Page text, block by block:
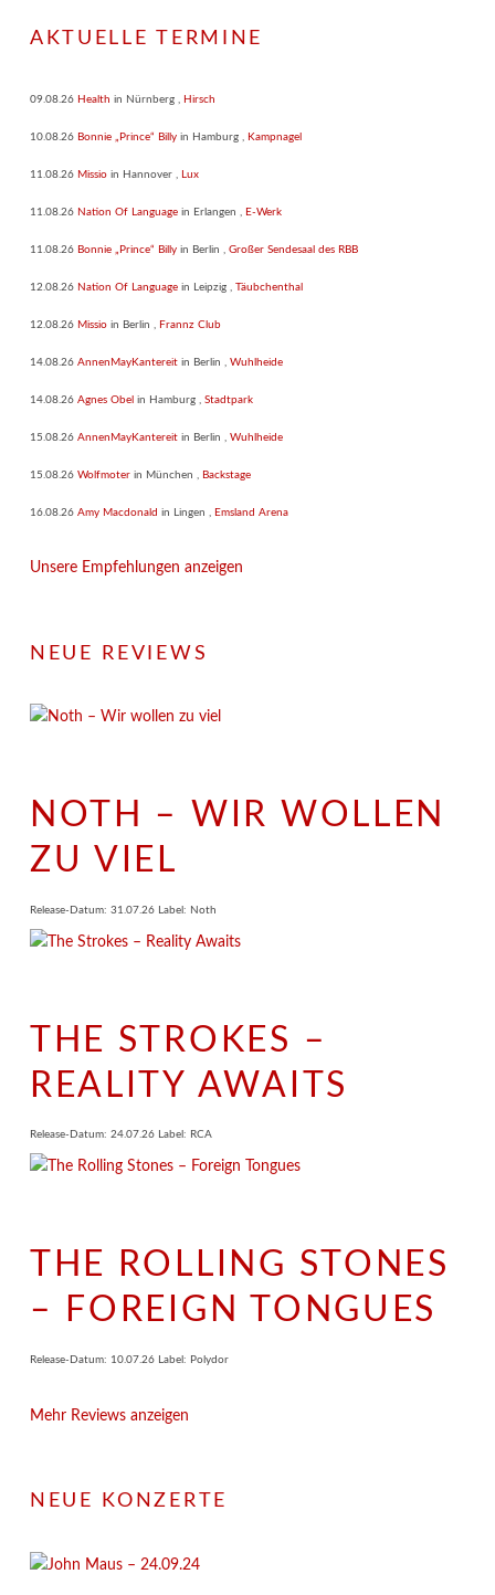
AKTUELLE TERMINE
09.08.26 Health in Nürnberg Hirsch
10.08.26 Bonnie „Prince“ Billy in Hamburg Kampnagel
11.08.26 Missio in Hannover Lux
11.08.26 Nation Of Language in Erlangen E-Werk
11.08.26 Bonnie „Prince“ Billy in Berlin Großer Sendesaal des RBB
12.08.26 Nation Of Language in Leipzig Täubchenthal
12.08.26 Missio in Berlin Frannz Club
14.08.26 AnnenMayKantereit in Berlin Wuhlheide
14.08.26 Agnes Obel in Hamburg Stadtpark
15.08.26 AnnenMayKantereit in Berlin Wuhlheide
15.08.26 Wolfmoter in München Backstage
16.08.26 Amy Macdonald in Lingen Emsland Arena
Unsere Empfehlungen anzeigen
NEUE REVIEWS
NOTH – WIR WOLLEN
ZU VIEL
Release-Datum: 31.07.26 Label: Noth
THE STROKES –
REALITY AWAITS
Release-Datum: 24.07.26 Label: RCA
THE ROLLING STONES
– FOREIGN TONGUES
Release-Datum: 10.07.26 Label: Polydor
Mehr Reviews anzeigen
NEUE KONZERTE